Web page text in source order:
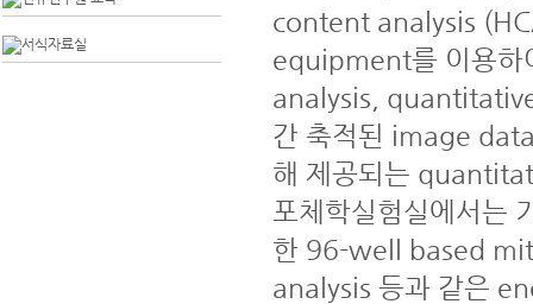
content analysis
equipment를 이용
analysis,
간 축적된 image
해 제공되는
포체학실험실에서는
한 96-well based
analysis 등과 같은